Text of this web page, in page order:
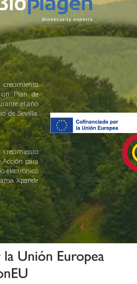
Plan de
el año
de Sevilla.
Acción para
electrónico
Xpande